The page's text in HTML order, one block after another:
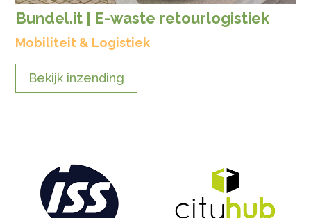
Bundel.it | E-waste retourlogistiek
Mobiliteit & Logistiek
Bekijk inzending